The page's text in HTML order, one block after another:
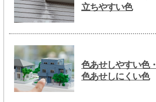
立ちやすい色
色あせしやすい色・
色あせしにくい色